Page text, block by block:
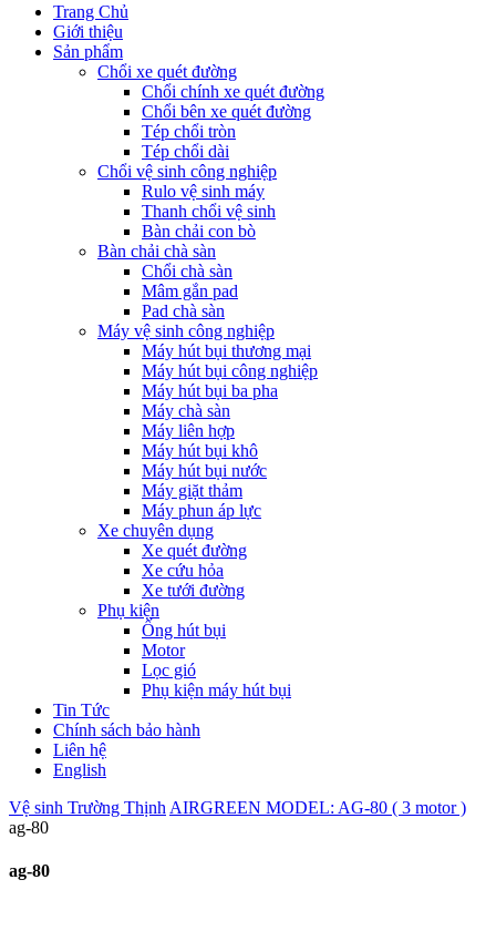
Trang Chủ
Giới thiệu
Sản phẩm
Chổi xe quét đường
Chổi chính xe quét đường
Chổi bên xe quét đường
Tép chổi tròn
Tép chổi dài
Chổi vệ sinh công nghiệp
Rulo vệ sinh máy
Thanh chổi vệ sinh
Bàn chải con bò
Bàn chải chà sàn
Chổi chà sàn
Mâm gắn pad
Pad chà sàn
Máy vệ sinh công nghiệp
Máy hút bụi thương mại
Máy hút bụi công nghiệp
Máy hút bụi ba pha
Máy chà sàn
Máy liên hợp
Máy hút bụi khô
Máy hút bụi nước
Máy giặt thảm
Máy phun áp lực
Xe chuyên dụng
Xe quét đường
Xe cứu hỏa
Xe tưới đường
Phụ kiện
Ống hút bụi
Motor
Lọc gió
Phụ kiện máy hút bụi
Tin Tức
Chính sách bảo hành
Liên hệ
English
Vệ sinh Trường Thịnh AIRGREEN MODEL: AG-80 ( 3 motor )
ag-80
ag-80